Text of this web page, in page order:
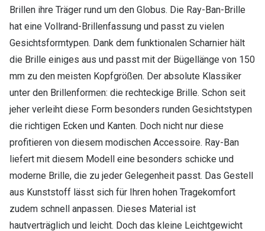
Brillen ihre Träger rund um den Globus. Die Ray-Ban-Brille
hat eine Vollrand-Brillenfassung und passt zu vielen
Gesichtsformtypen. Dank dem funktionalen Scharnier hält
die Brille einiges aus und passt mit der Bügellänge von 150
mm zu den meisten Kopfgrößen. Der absolute Klassiker
unter den Brillenformen: die rechteckige Brille. Schon seit
jeher verleiht diese Form besonders runden Gesichtstypen
die richtigen Ecken und Kanten. Doch nicht nur diese
profitieren von diesem modischen Accessoire. Ray-Ban
liefert mit diesem Modell eine besonders schicke und
moderne Brille, die zu jeder Gelegenheit passt. Das Gestell
aus Kunststoff lässt sich für Ihren hohen Tragekomfort
zudem schnell anpassen. Dieses Material ist
hautverträglich und leicht. Doch das kleine Leichtgewicht